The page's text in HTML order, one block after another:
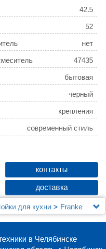
42.5
52
нет
47435
бытовая
черный
крепления
современный стиль
контакты
доставка
для кухни
Franke
MRG 610-42 оникс
в Челябинске